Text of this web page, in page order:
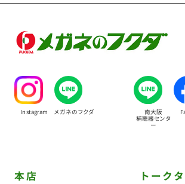
Instagram メガネのフクダ 南大阪
補聴器センタ
ー
本店 トーク